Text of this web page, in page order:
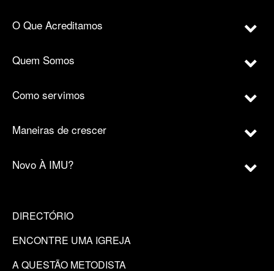
O Que Acreditamos
Quem Somos
Como servimos
Maneiras de crescer
Novo À IMU?
DIRECTÓRIO
ENCONTRE UMA IGREJA
A QUESTÃO METODISTA